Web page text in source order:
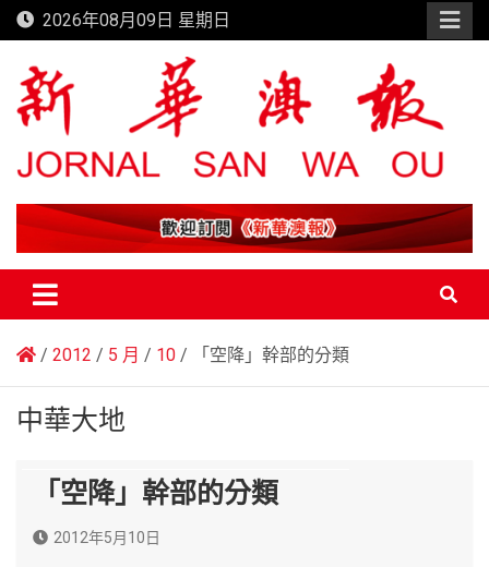
Skip
to
content
2026年08月09日 星期日
新華澳報
2012 5 月 10 「空降」幹部的分類
中華大地
「空降」幹部的分類
2012年5月10日